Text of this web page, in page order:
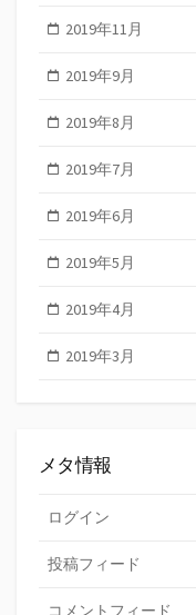
2019年11月
2019年9月
2019年8月
2019年7月
2019年6月
2019年5月
2019年4月
2019年3月
メタ情報
ログイン
投稿フィード
コメントフィード